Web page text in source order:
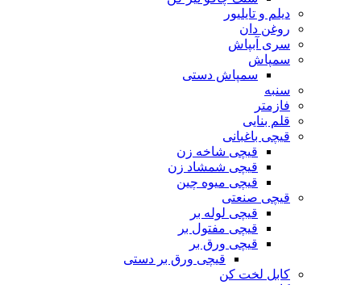
دیلم و تایلیور
روغن دان
سری آبپاش
سمپاش
سمپاش دستی
سنبه
فازمتر
قلم بنایی
قیچی باغبانی
قیچی شاخه زن
قیچی شمشاد زن
قیچی میوه چین
قیچی صنعتی
قیچی لوله بر
قیچی مفتول بر
قیچی ورق بر
قیچی ورق بر دستی
کابل لخت کن